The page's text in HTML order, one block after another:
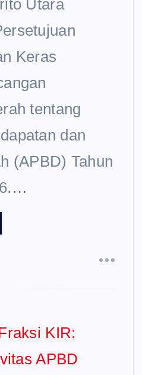
Utara
Keras
tentang
dan
(APBD) Tahun